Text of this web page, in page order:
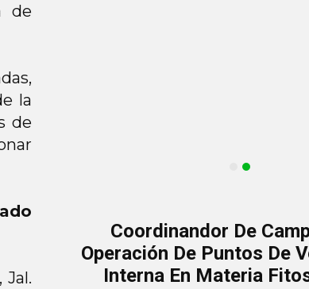
de
la
de
Jal.
Coordinandor De
Operación De Puntos De
Interna En Materia